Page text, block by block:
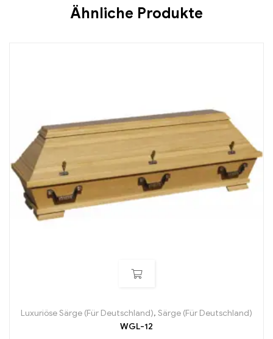
Ähnliche Produkte
Luxuriöse Särge (Für Deutschland), Särge (Für Deutschland)
WGL-12